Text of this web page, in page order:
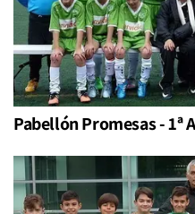
Pabellón Promesas -